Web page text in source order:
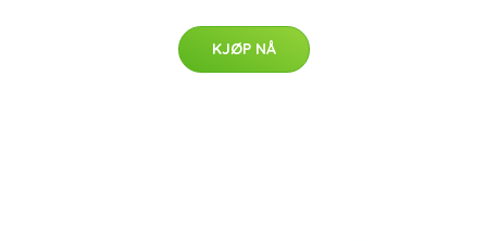
KJØP NÅ